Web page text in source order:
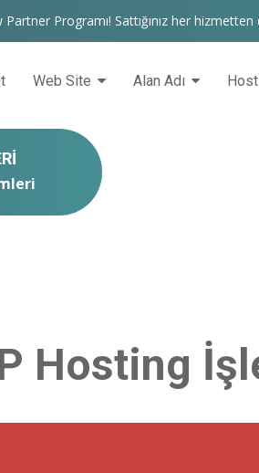
Partner Programı! Sattığınız her
Web Site Alan Adı
Hosting